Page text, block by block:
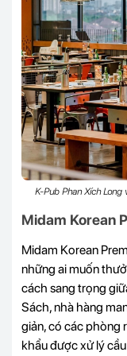
K-Pub Phan Xích Long
Midam Korean
Midam Korean
những ai muốn
cách sang trọng
Sách, nhà hàng
giản, có các phòng
khẩu được xử lý